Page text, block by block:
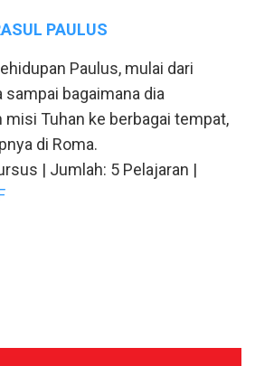
PAULUS
Paulus, mulai dari
bagaimana dia
misi Tuhan ke berbagai tempat,
di Roma.
| Jumlah: 5 Pelajaran |